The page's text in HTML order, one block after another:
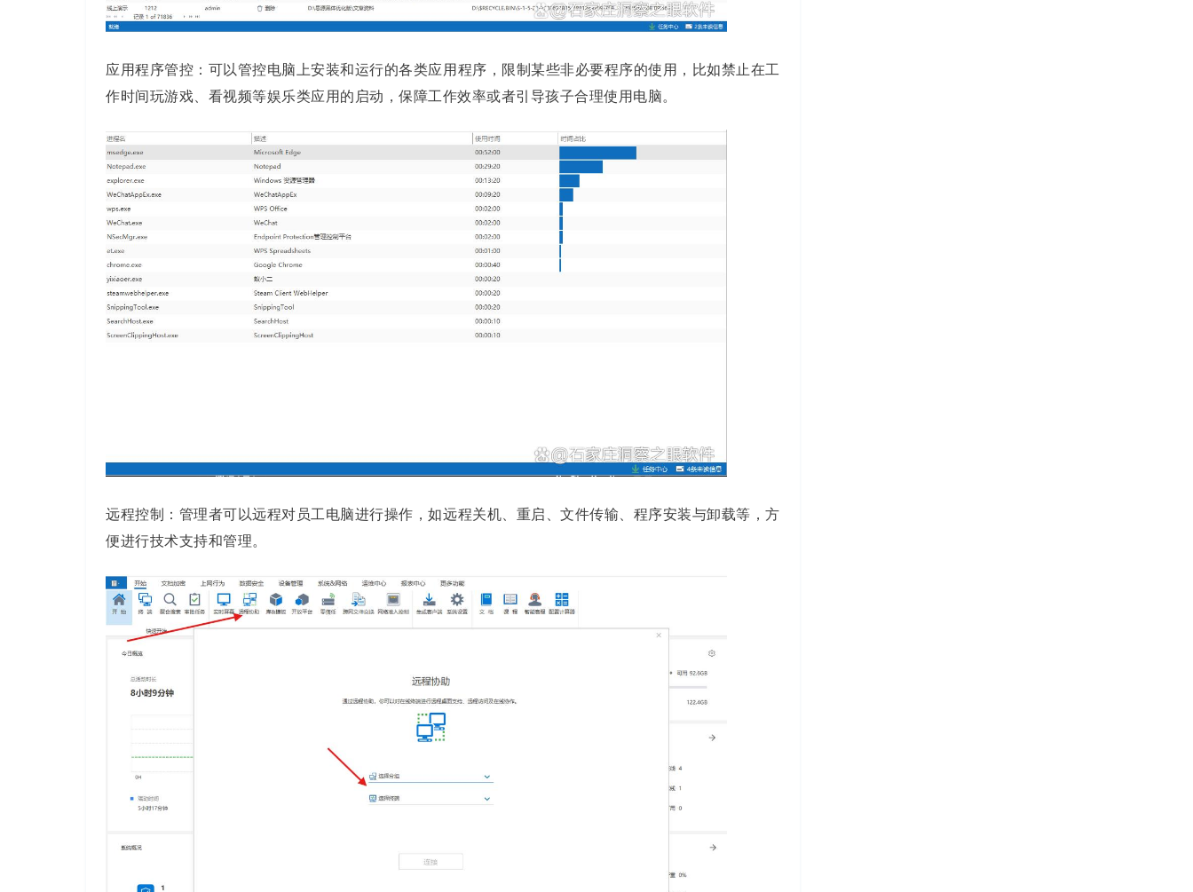
应用程序管控：可以管控电脑上安装和运行的各类应用程序，限制某些非必要程序的使用，比如禁止在工
作时间玩游戏、看视频等娱乐类应用的启动，保障工作效率或者引导孩子合理使用电脑。
远程控制：管理者可以远程对员工电脑进行操作，如远程关机、重启、文件传输、程序安装与卸载等，方
便进行技术支持和管理。